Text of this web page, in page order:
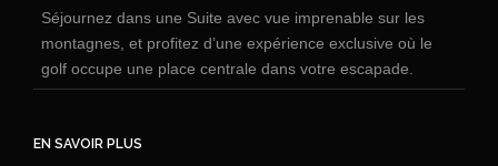
Séjournez dans une Suite avec vue imprenable sur les
montagnes, et profitez d’une expérience exclusive où le
golf occupe une place centrale dans votre escapade.
EN SAVOIR PLUS